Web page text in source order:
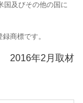
国及びその他の国に
商標です。
2016年2月取材